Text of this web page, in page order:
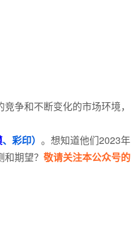
争和不断变化的市场环境，
、彩印） 。想知道他们2023年
期望？ 敬请关注本公众号的